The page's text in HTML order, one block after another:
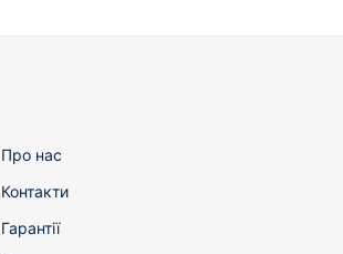
Про нас
Контакти
Гарантії